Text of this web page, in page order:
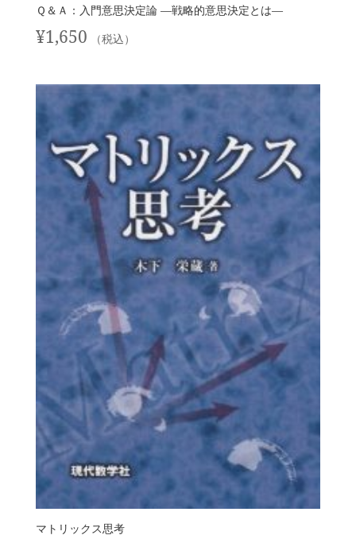
Ｑ＆Ａ：入門意思決定論 —戦略的意思決定とは—
¥1,650 （税込）
マトリックス思考